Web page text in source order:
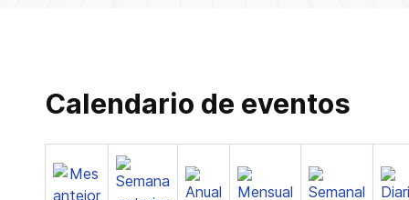
Calendario de eventos